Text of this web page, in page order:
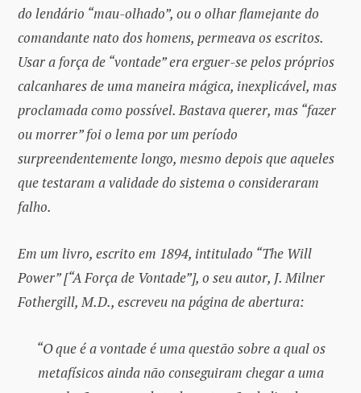
do lendário “mau-olhado”, ou o olhar flamejante do
comandante nato dos homens, permeava os escritos.
Usar a força de “vontade” era erguer-se pelos próprios
calcanhares de uma maneira mágica, inexplicável, mas
proclamada como possível. Bastava querer, mas “fazer
ou morrer” foi o lema por um período
surpreendentemente longo, mesmo depois que aqueles
que testaram a validade do sistema o consideraram
falho.
Em um livro, escrito em 1894, intitulado “The Will
Power” [“A Força de Vontade”], o seu autor, J. Milner
Fothergill, M.D., escreveu na página de abertura:
“O que é a vontade é uma questão sobre a qual os
metafísicos ainda não conseguiram chegar a uma